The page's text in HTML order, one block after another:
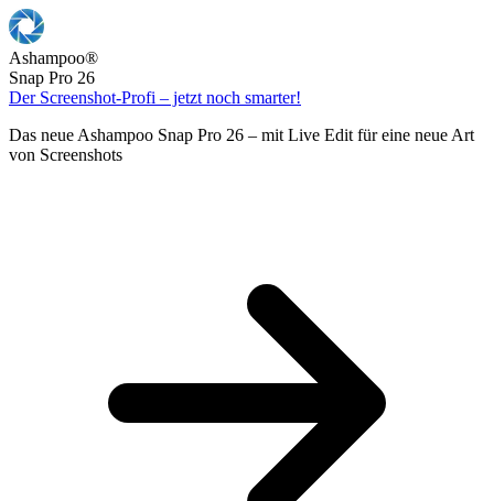
Ashampoo®
Snap Pro 26
Der Screenshot-Profi – jetzt noch smarter!
Das neue Ashampoo Snap Pro 26 – mit Live Edit für eine neue Art
von Screenshots